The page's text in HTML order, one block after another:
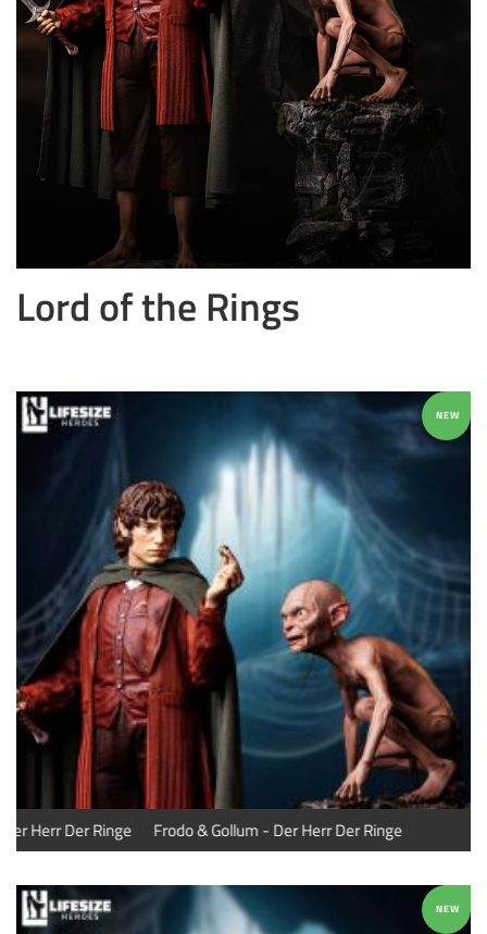
Lord of the Rings
NEW
Frodo & Gollum - Der Herr Der Ringe Frodo & Gollum - Der Herr
NEW